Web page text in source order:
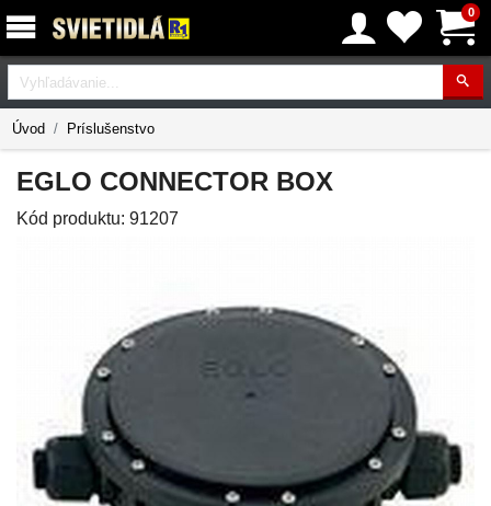
0
Vyhľadávanie
Úvod Príslušenstvo
EGLO CONNECTOR BOX
Kód produktu: 91207